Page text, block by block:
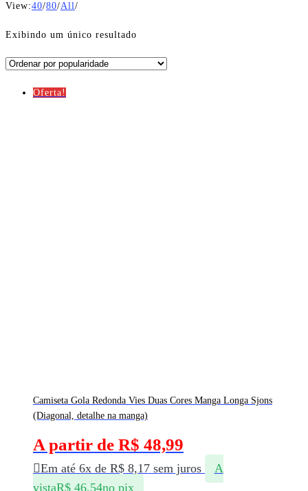
View:40/80/All/
Exibindo um único resultado
Oferta!
Camiseta Gola Redonda Vies Duas Cores Manga Longa Sjons
(Diagonal, detalhe na manga)
A partir de R$ 48,99
Em até 6x de R$ 8,17 sem juros
A
vistaR$ 46,54no pix